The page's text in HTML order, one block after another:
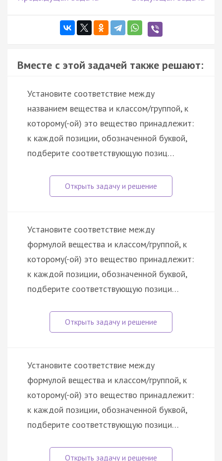
Вместе с этой задачей также решают:
Установите соответствие между
названием вещества и классом/группой, к
которому(-ой) это вещество принадлежит:
к каждой позиции, обозначенной буквой,
подберите соответствующую позиц…
Установите соответствие между
формулой вещества и классом/группой, к
которому(-ой) это вещество принадлежит:
к каждой позиции, обозначенной буквой,
подберите соответствующую позици…
Установите соответствие между
формулой вещества и классом/группой, к
которому(-ой) это вещество принадлежит:
к каждой позиции, обозначенной буквой,
подберите соответствующую позици…